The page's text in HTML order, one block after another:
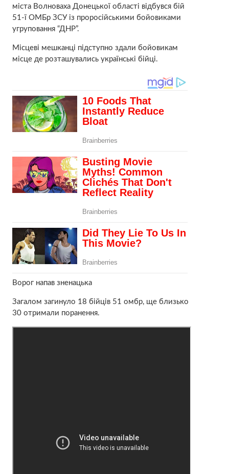
міста Волноваха Донецької області відбувся бій
51-ї ОМБр ЗСУ із проросійськими бойовиками
угруповання “ДНР”.
Місцеві мешканці підступно здали бойовикам
місце де розташувались українські бійці.
Ворог напав зненацька
Загалом загинуло 18 бійців 51 омбр, ще близько
30 отримали поранення.